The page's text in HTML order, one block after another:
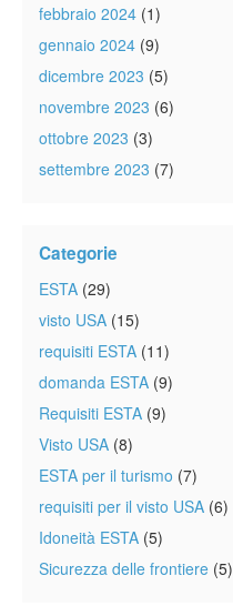
febbraio 2024 (1)
gennaio 2024 (9)
dicembre 2023 (5)
novembre 2023 (6)
ottobre 2023 (3)
settembre 2023 (7)
Categorie
ESTA (29)
visto USA (15)
requisiti ESTA (11)
domanda ESTA (9)
Requisiti ESTA (9)
Visto USA (8)
ESTA per il turismo (7)
requisiti per il visto USA (6)
Idoneità ESTA (5)
Sicurezza delle frontiere (5)